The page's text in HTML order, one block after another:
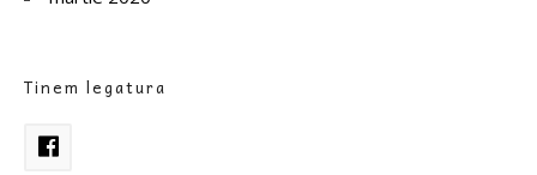
Tinem legatura